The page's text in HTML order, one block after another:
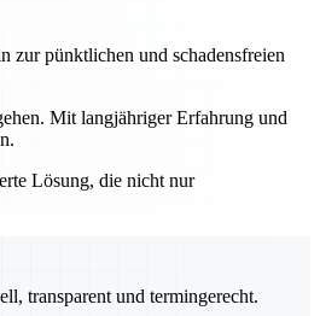
zur pünktlichen und schadensfreien
Mit langjähriger Erfahrung und
Lösung, die nicht nur
transparent und termingerecht.